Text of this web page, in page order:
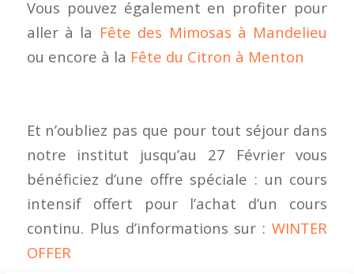
Vous pouvez également en profiter pour
aller à la Fête des Mimosas à Mandelieu
ou encore à la Fête du Citron à Menton
Et n’oubliez pas que pour tout séjour dans
notre institut jusqu’au 27 Février vous
bénéficiez d’une offre spéciale : un cours
intensif offert pour l’achat d’un cours
continu. Plus d’informations sur :WINTER
OFFER